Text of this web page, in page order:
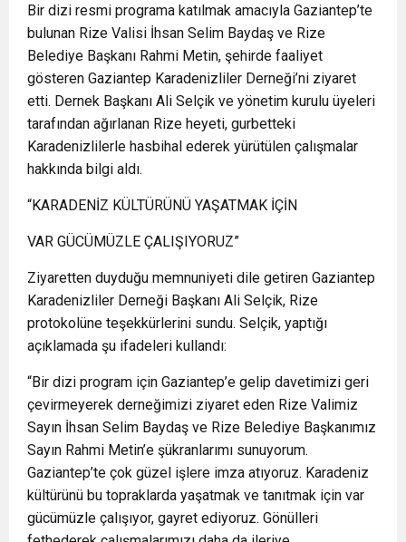
Bir dizi resmi programa katılmak amacıyla Gaziantep’te
bulunan Rize Valisi İhsan Selim Baydaş ve Rize
Belediye Başkanı Rahmi Metin, şehirde faaliyet
gösteren Gaziantep Karadenizliler Derneği’ni ziyaret
etti. Dernek Başkanı Ali Selçik ve yönetim kurulu üyeleri
tarafından ağırlanan Rize heyeti, gurbetteki
Karadenizlilerle hasbihal ederek yürütülen çalışmalar
hakkında bilgi aldı.
“KARADENİZ KÜLTÜRÜNÜ YAŞATMAK İÇİN
VAR GÜCÜMÜZLE ÇALIŞIYORUZ”
Ziyaretten duyduğu memnuniyeti dile getiren Gaziantep
Karadenizliler Derneği Başkanı Ali Selçik, Rize
protokolüne teşekkürlerini sundu. Selçik, yaptığı
açıklamada şu ifadeleri kullandı:
“Bir dizi program için Gaziantep’e gelip davetimizi geri
çevirmeyerek derneğimizi ziyaret eden Rize Valimiz
Sayın İhsan Selim Baydaş ve Rize Belediye Başkanımız
Sayın Rahmi Metin’e şükranlarımı sunuyorum.
Gaziantep’te çok güzel işlere imza atıyoruz. Karadeniz
kültürünü bu topraklarda yaşatmak ve tanıtmak için var
gücümüzle çalışıyor, gayret ediyoruz. Gönülleri